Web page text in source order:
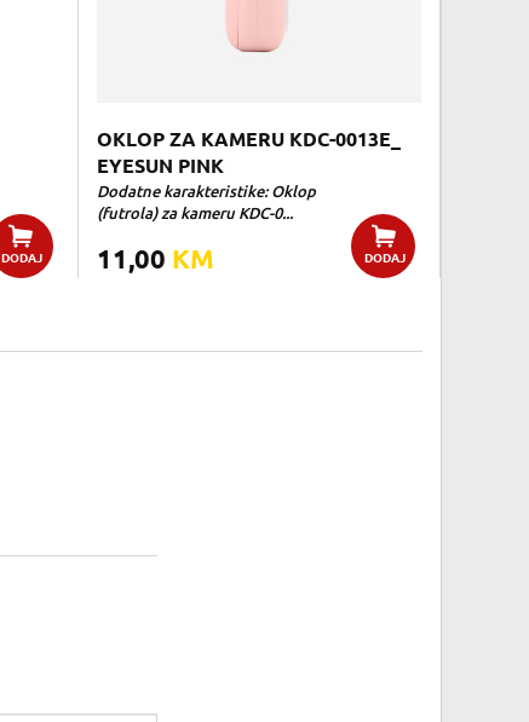
DODAJ
OKLOP ZA KAMERU KDC-0013E_
EYESUN PINK
Dodatne karakteristike: Oklop
(futrola) za kameru KDC-0...
11,00 KM DODAJ